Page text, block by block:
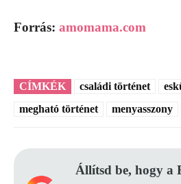
Forrás: amomama.com
CÍMKÉK családi történet
megható történet
menyasszony
Állítsd be, hogy a